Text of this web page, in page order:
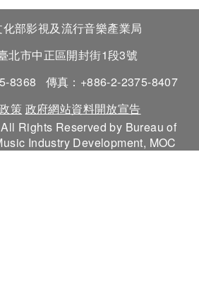
部影視及流行音樂產業局
北市中正區開封街1段3號
8368
傳真：+886-2-2375-8407
策 政府網站資料開放宣告
Rights Reserved by Bureau of
Industry Development, MOC